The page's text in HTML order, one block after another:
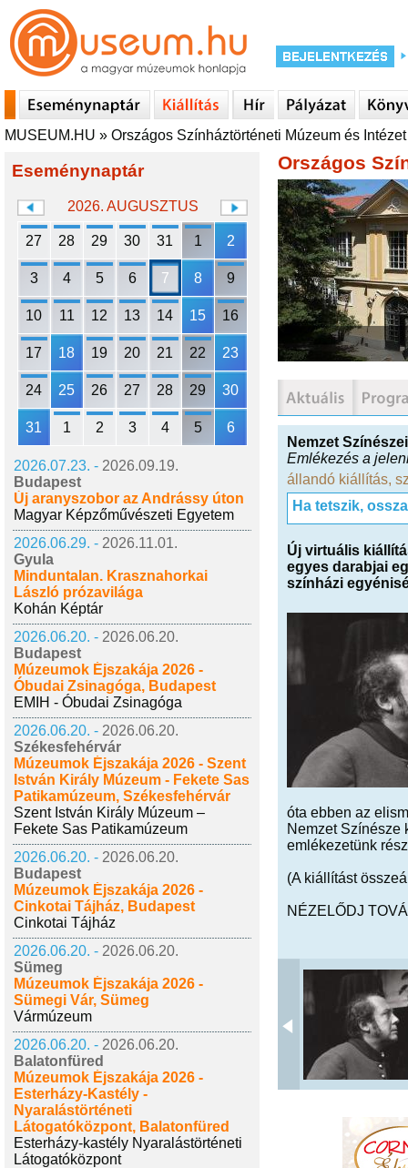
MUSEUM.HU » Országos Színháztörténeti Múzeum és Intézet
Eseménynaptár
2026. AUGUSZTUS
27 28 29 30 31 1 2
3 4 5 6 7 8 9
10 11 12 13 14 15 16
17 18 19 20 21 22 23
24 25 26 27 28 29 30
31 1 2 3 4 5 6
2026.07.23. - 2026.09.19.
Budapest
Új aranyszobor az Andrássy úton
Magyar Képzőművészeti Egyetem
2026.06.29. - 2026.11.01.
Gyula
Minduntalan. Krasznahorkai
László prózavilága
Kohán Képtár
2026.06.20. - 2026.06.20.
Budapest
Múzeumok Éjszakája 2026 -
Óbudai Zsinagóga, Budapest
EMIH - Óbudai Zsinagóga
2026.06.20. - 2026.06.20.
Székesfehérvár
Múzeumok Éjszakája 2026 - Szent
István Király Múzeum - Fekete Sas
Patikamúzeum, Székesfehérvár
Szent István Király Múzeum –
Fekete Sas Patikamúzeum
2026.06.20. - 2026.06.20.
Budapest
Múzeumok Éjszakája 2026 -
Cinkotai Tájház, Budapest
Cinkotai Tájház
2026.06.20. - 2026.06.20.
Sümeg
Múzeumok Éjszakája 2026 -
Sümegi Vár, Sümeg
Vármúzeum
2026.06.20. - 2026.06.20.
Balatonfüred
Múzeumok Éjszakája 2026 -
Esterházy-Kastély -
Nyaralástörténeti
Látogatóközpont, Balatonfüred
Esterházy-kastély Nyaralástörténeti
Látogatóközpont
Országos
Nemzet Színészei
Emlékezés a
állandó kiállítás,
Ha tetszik,
Új virtuális
egyes darabjai
színházi
óta ebben az
Nemzet Színésze
emlékezetünk
(A kiállítást
NÉZELŐDJ